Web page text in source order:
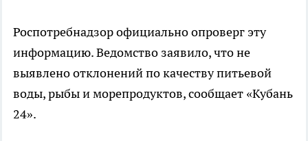
Роспотребнадзор официально опроверг эту
информацию. Ведомство заявило, что не
выявлено отклонений по качеству питьевой
воды, рыбы и морепродуктов, сообщает «Кубань
24».